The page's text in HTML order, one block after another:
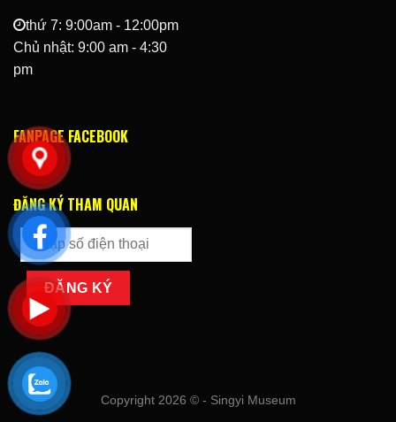
thứ 7: 9:00am - 12:00pm
Chủ nhật: 9:00 am - 4:30
pm
FANPAGE FACEBOOK
ĐĂNG KÝ THAM QUAN
Copyright 2026 © - Singyi Museum